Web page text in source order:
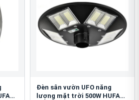
Đèn sân vườn UFO năng
lượng mặt trời 500W HUFA